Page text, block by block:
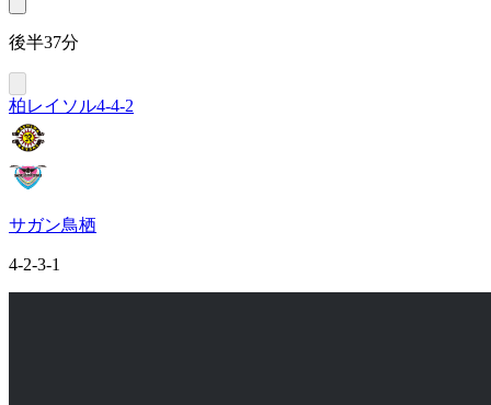
後半37分
柏レイソル4-4-2
サガン鳥栖
4-2-3-1